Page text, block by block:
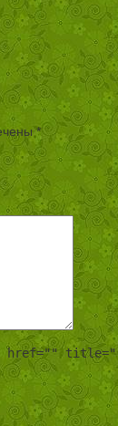
*
href=""